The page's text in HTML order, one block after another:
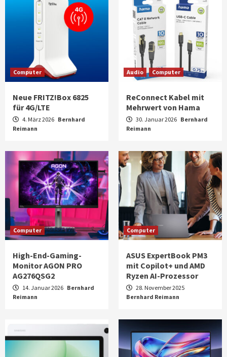
Computer
Neue FRITZ!Box 6825
für 4G/LTE
4. März 2026 Bernhard
Reimann
Audio Computer
ReConnect Kabel mit
Mehrwert von Hama
30. Januar 2026 Bernhard
Reimann
Computer
High-End-Gaming-
Monitor AGON PRO
AG276QSG2
14. Januar 2026 Bernhard
Reimann
Computer
ASUS ExpertBook PM3
mit Copilot+ und AMD
Ryzen AI-Prozessor
28. November 2025
Bernhard Reimann